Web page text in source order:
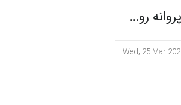
رو…
Wed, 25 Mar